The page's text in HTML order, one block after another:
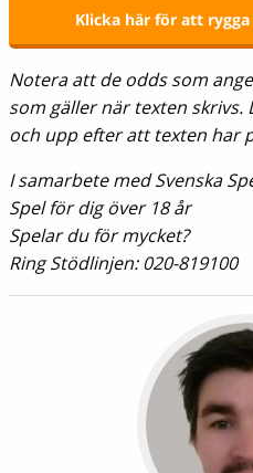
Klicka här för att
Notera att de odds som
som gäller när texten skrivs.
och upp efter att texten har
I samarbete med Svenska
Spel för dig över 18 år
Spelar du för mycket?
Ring Stödlinjen: 020-819100